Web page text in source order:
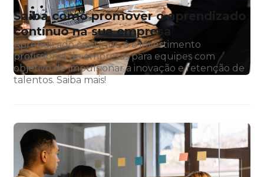
Saiba como promover o aprendizado
contínuo na sua empresa
Aprendizado contínuo é o investimento
profissional de empresas para equipes com
objetivo de impulsionar a inovação e retenção de
talentos. Saiba mais!